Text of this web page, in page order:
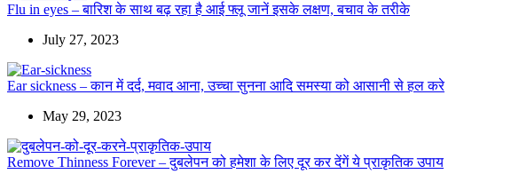
Flu in eyes – बारिश के साथ बढ़ रहा है आई फ्लू जानें इसके लक्षण, बचाव के तरीके
July 27, 2023
Ear sickness – कान में दर्द, मवाद आना, उच्चा सुनना आदि समस्या को आसानी से हल करे
May 29, 2023
Remove Thinness Forever – दुबलेपन को हमेशा के लिए दूर कर देंगें ये प्राकृतिक उपाय